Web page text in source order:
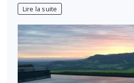
Lire la suite